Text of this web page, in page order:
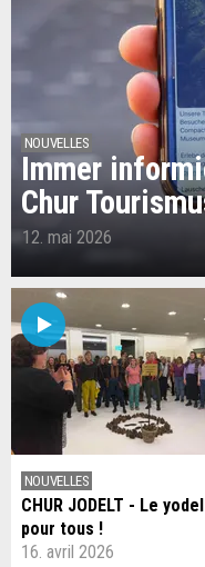
NOUVELLES
Immer
Chur
12. mai 2026
NOUVELLES
CHUR JODELT - Le yodel
pour tous !
16. avril 2026